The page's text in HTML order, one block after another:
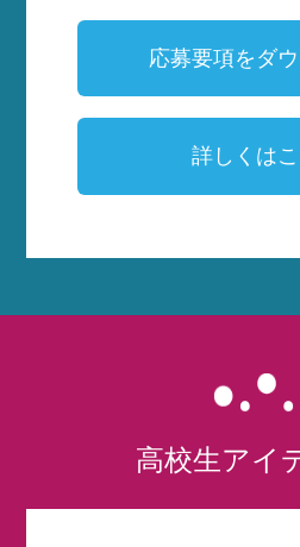
応募要項をダ
詳しくは
高校生アイ